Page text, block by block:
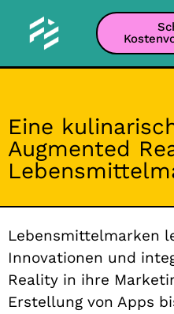
Eine
Augmented
Lebensmittelmarken
Innovationen und
Reality in ihre
Erstellung von Apps